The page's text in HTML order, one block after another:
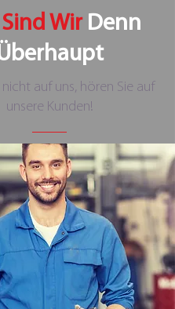
WirDenn
auf uns, hören Sie auf
unsere Kunden!